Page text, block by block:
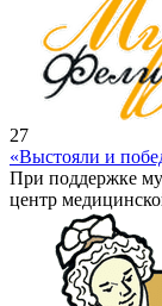
27
«Выстояли и
При поддержке
центр